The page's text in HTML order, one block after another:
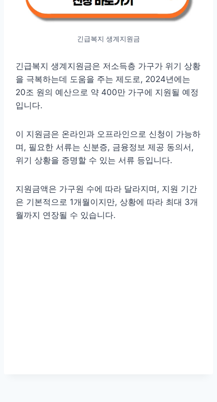
긴급복지 생계지원금
긴급복지 생계지원금은 저소득층 가구가 위기 상황
을 극복하는데 도움을 주는 제도로, 2024년에는
20조 원의 예산으로 약 400만 가구에 지원될 예정
입니다.
이 지원금은 온라인과 오프라인으로 신청이 가능하
며, 필요한 서류는 신분증, 금융정보 제공 동의서,
위기 상황을 증명할 수 있는 서류 등입니다.
지원금액은 가구원 수에 따라 달라지며, 지원 기간
은 기본적으로 1개월이지만, 상황에 따라 최대 3개
월까지 연장될 수 있습니다.